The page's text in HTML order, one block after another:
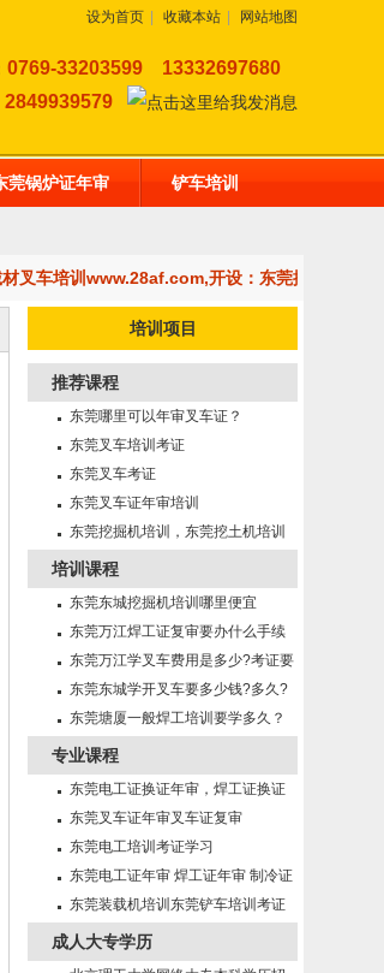
设为首页 收藏本站 网站地图
0769-33203599 13332697680
2849939579
莞锅炉证年审 铲车培训
叉车培训www.28af.com,开设：东莞挖掘机培训,
培训项目
推荐课程
东莞哪里可以年审叉车证？
东莞叉车培训考证
东莞叉车考证
东莞叉车证年审培训
东莞挖掘机培训，东莞挖土机培训
培训课程
东莞东城挖掘机培训哪里便宜
东莞万江焊工证复审要办什么手续
东莞万江学叉车费用是多少?考证要
多久?
东莞东城学开叉车要多少钱?多久?
东莞塘厦一般焊工培训要学多久？
专业课程
东莞电工证换证年审，焊工证换证
年审
东莞叉车证年审叉车证复审
东莞电工培训考证学习
东莞电工证年审 焊工证年审 制冷证
年审
东莞装载机培训东莞铲车培训考证
成人大专学历